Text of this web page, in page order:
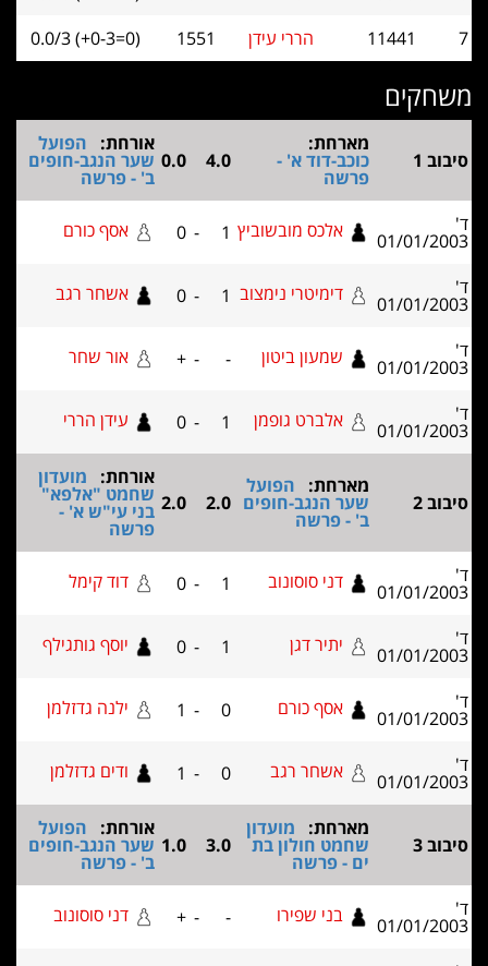
11441
הררי עידן 1551
0.0/3 (+0-3=0)
1
מארחת:
כוכב-דוד א' -
פרשה
0.0
אורחת:הפועל
שער הנגב-חופים
ב' - פרשה
01/01/ אלכס מובשוביץ 1
-
0 אסף כורם
01/01/ דימיטרי נימצוב 1
0 אשחר רגב
01/01/ שמעון ביטון - אור שחר
01/01/ אלברט גופמן 1
0 עידן הררי
2
מארחת:הפועל
שער הנגב-חופים
ב' - פרשה
2.0
2.0
אורחת:מועדון
שחמט "אלפא"
בני עי"ש א' -
פרשה
01/01/ דני סוסונוב 1
0 דוד קימל
01/01/ יתיר דגן 0 יוסף גותגילף
01/01/ אסף כורם 1 ילנה גדזלמן
01/01/ אשחר רגב 1 ודים גדזלמן
3
מארחת:מועדון
שחמט חולון בת
ים - פרשה
3.0
1.0
אורחת:הפועל
שער הנגב-חופים
ב' - פרשה
01/01/ בני שפירו דני סוסונוב